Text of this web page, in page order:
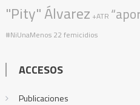
"Pity" Álvarez +ATR
#NiUnaMenos 22 femicidios
ACCESOS
Publicaciones